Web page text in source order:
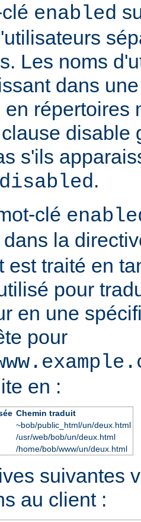
enabled
Les noms
dans
en répertoires
disable
s'ils
disabled.
clé
dans la
est traité en
pour
en une
pour
en :
Chemin traduit
~bob/public_html/un/deux.html
/usr/web/bob/un/deux.html
/home/bob/www/un/deux.html
suivantes
au client :